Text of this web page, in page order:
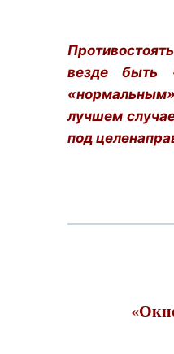
везде быть
лучшем
под